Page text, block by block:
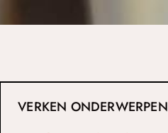
VERKEN ONDERWERPEN